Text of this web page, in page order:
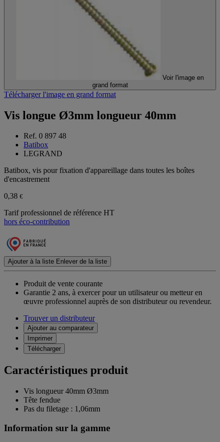
Voir l'image en
grand format
Télécharger l'image en grand format
Vis longue Ø3mm longueur 40mm
Ref. 0 897 48
Batibox
LEGRAND
Batibox, vis pour fixation d'appareillage dans toutes les boîtes
d'encastrement
0,38 €
Tarif professionnel de référence HT
hors éco-contribution
Ajouter à la liste Enlever de la liste
Produit de vente courante
Garantie 2 ans, à exercer pour un utilisateur ou metteur en
œuvre professionnel auprès de son distributeur ou revendeur.
Trouver un distributeur
Ajouter au comparateur
Imprimer
Télécharger
Caractéristiques produit
Vis longueur 40mm Ø3mm
Tête fendue
Pas du filetage : 1,06mm
Information sur la gamme